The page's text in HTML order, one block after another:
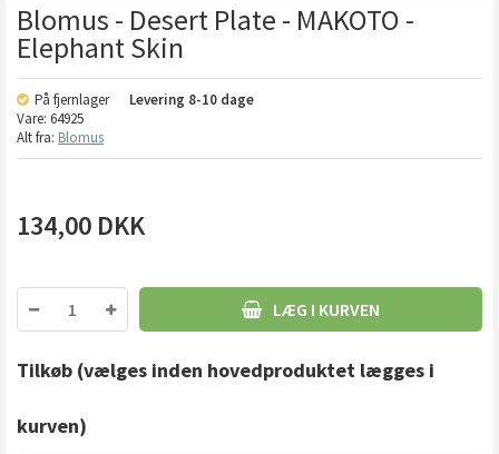
Blomus - Desert Plate - MAKOTO -
Elephant Skin
På fjernlager Levering 8-10 dage
Vare: 64925
Alt fra: Blomus
134,00 DKK
LÆG I KURVEN
Tilkøb (vælges inden hovedproduktet lægges i
kurven)